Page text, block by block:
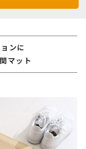
ンに
マット